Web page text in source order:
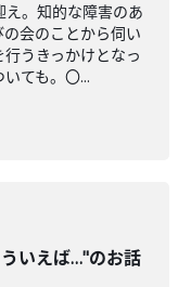
。知的な障害のあ
会のことから伺い
うきっかけとなっ
ても。〇...
いえば…"のお話